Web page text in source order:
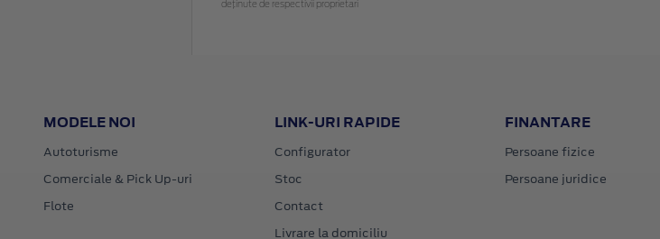
deținute de respectivii proprietari
MODELE NOI
Autoturisme
Comerciale & Pick Up-uri
Flote
LINK-URI RAPIDE
Configurator
Stoc
Contact
Livrare la domiciliu
FINANTARE
Persoane fizice
Persoane juridice